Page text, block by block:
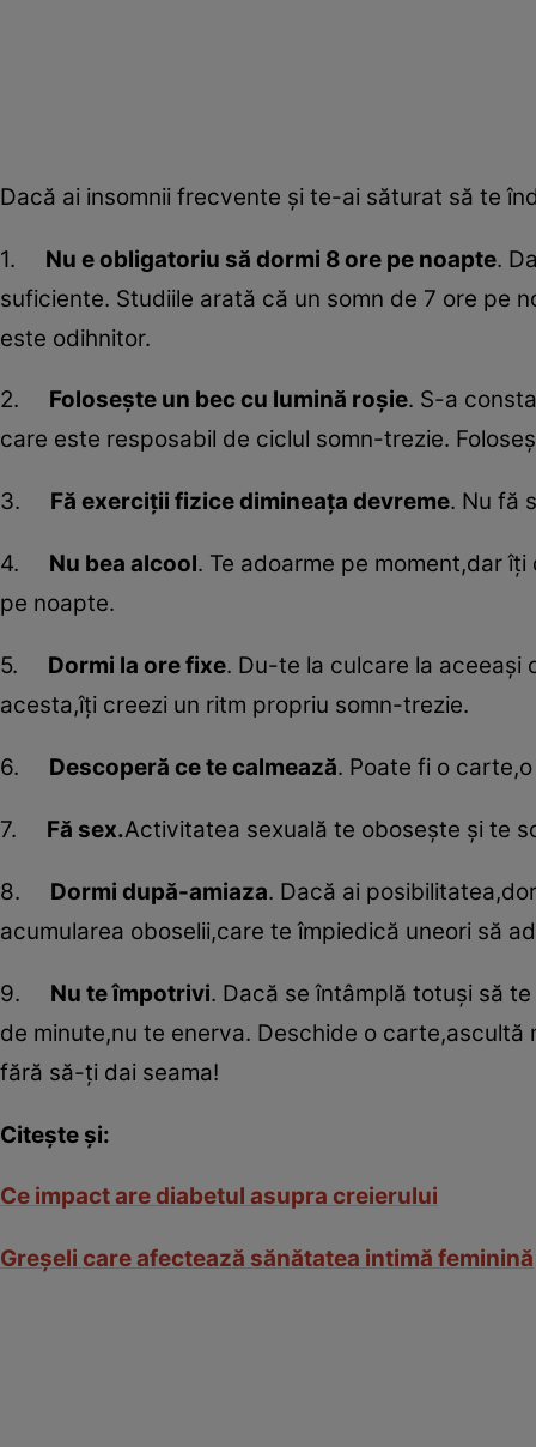
Dacă ai insomnii frecvente şi te-ai săturat să te
1. Nu e obligatoriu să dormi 8 ore pe noapte.
suficiente. Studiile arată că un somn de 7 ore pe
este odihnitor.
2. Foloseşte un bec cu lumină roşie. S-a
care este resposabil de ciclul somn-trezie.
3. Fă exerciţii fizice dimineaţa devreme. Nu fă
4. Nu bea alcool. Te adoarme pe moment,dar
pe noapte.
5. Dormi la ore fixe. Du-te la culcare la aceeaşi
acesta,îţi creezi un ritm propriu somn-trezie.
6. Descoperă ce te calmează. Poate fi o
7. Fă sex.Activitatea sexuală te oboseşte şi te
8. Dormi după-amiaza. Dacă ai
acumularea oboselii,care te împiedică uneori să
9. Nu te împotrivi. Dacă se întâmplă totuşi să
de minute,nu te enerva. Deschide o
fără să-ţi dai seama!
Citeşte şi:
Ce impact are diabetul asupra creierului
Greşeli care afectează sănătatea intimă feminină